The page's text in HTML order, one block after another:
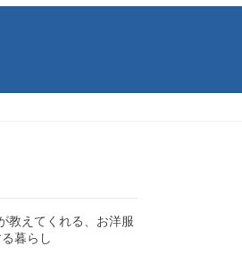
教えてくれる、お洋服
暮らし